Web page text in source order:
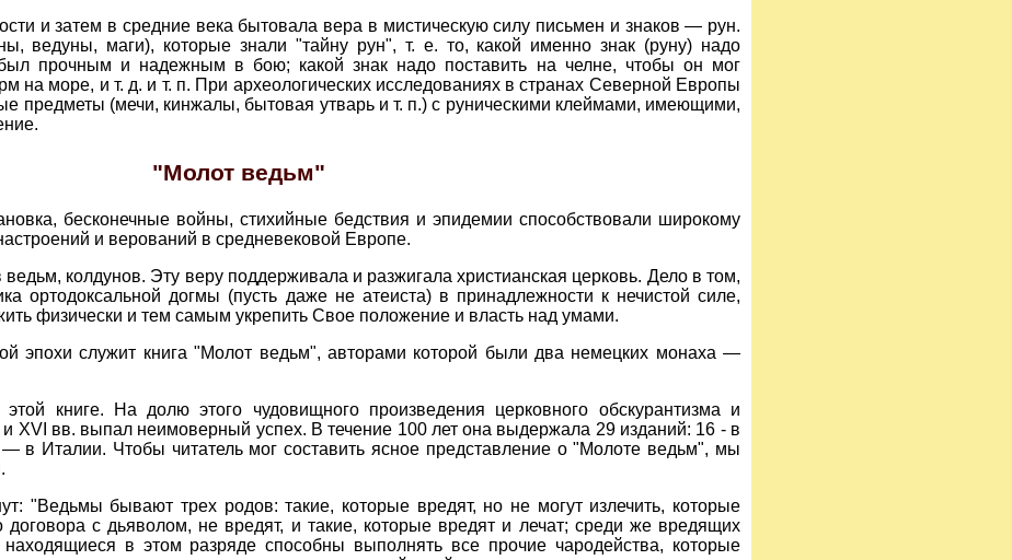
и затем в средние века бытовала вера в мистическую силу письмен и знаков — рун.
ведуны, маги), которые знали "тайну рун", т. е. то, какой именно знак (руну) надо
прочным и надежным в бою; какой знак надо поставить на челне, чтобы он мог
на море, и т. д. и т. п. При археологических исследованиях в странах Северной Европы
предметы (мечи, кинжалы, бытовая утварь и т. п.) с руническими клеймами, имеющими,
"Молот ведьм"
бесконечные войны, стихийные бедствия и эпидемии способствовали широкому
и верований в средневековой Европе.
колдунов. Эту веру поддерживала и разжигала христианская церковь. Дело в том,
ортодоксальной догмы (пусть даже не атеиста) в принадлежности к нечистой силе,
физически и тем самым укрепить Свое положение и власть над умами.
эпохи служит книга "Молот ведьм", авторами которой были два немецких монаха —
книге. На долю этого чудовищного произведения церковного обскурантизма и
и XVI вв. выпал неимоверный успех. В течение 100 лет она выдержала 29 изданий: 16 - в
в Италии. Чтобы читатель мог составить ясное представление о "Молоте ведьм", мы
"Ведьмы бывают трех родов: такие, которые вредят, но не могут излечить, которые
договора с дьяволом, не вредят, и такие, которые вредят и лечат; среди же вредящих
в этом разряде способны выполнять все прочие чародейства, которые